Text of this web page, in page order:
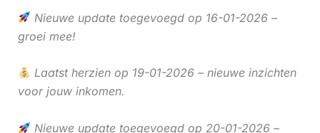
Nieuwe update toegevoegd op 16-01-2026 –
groei mee!
Laatst herzien op 19-01-2026 – nieuwe inzichten
voor jouw inkomen.
Nieuwe update toegevoegd op 20-01-2026 –